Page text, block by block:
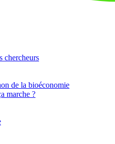
chercheurs
de la bioéconomie
marche ?